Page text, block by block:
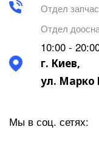
Отдел
Отдел
10:00 -
г. Киев,
ул. Марко
Мы в соц. сетях: